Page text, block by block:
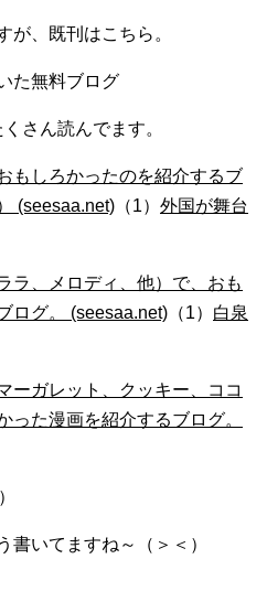
が、既刊はこちら。
た無料ブログ
さん読んでます。
もしろかったのを紹介するブ
(seesaa.net) （1） 外国が舞台
ラ、メロディ、他）で、おも
ログ。 (seesaa.net) （1） 白泉
ーガレット、クッキー、ココ
った漫画を紹介するブログ。
書いてますね～（＞＜）